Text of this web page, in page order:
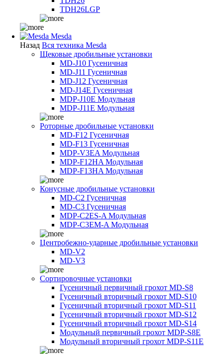
TDH26LGP
Mesda
Назад Вся техника Mesda
Щековые дробильные установки
MD-J10 Гусеничная
MD-J11 Гусеничная
MD-J12 Гусеничная
MD-J14E Гусеничная
MDP-J10E Модульная
MDP-J11E Модульная
Роторные дробильные установки
MD-F12 Гусеничная
MD-F13 Гусеничная
MDP-V3EA Модульная
MDP-F12HA Модульная
MDP-F13HA Модульная
Конусные дробильные установки
MD-C2 Гусеничная
MD-C3 Гусеничная
MDP-C2ES-A Модульная
MDP-C3EM-A Модульная
Центробежно-ударные дробильные установки
MD-V2
MD-V3
Сортировочные установки
Гусеничный первичный грохот MD-S8
Гусеничный вторичный грохот MD-S10
Гусеничный вторичный грохот MD-S11
Гусеничный вторичный грохот MD-S12
Гусеничный вторичный грохот MD-S14
Модульный первичный грохот MDP-S8E
Модульный вторичный грохот MDP-S11E